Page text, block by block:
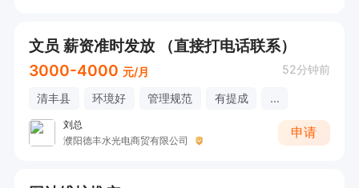
文员 薪资准时发放 （直接打电话联系）
3000-4000 元/月 52分钟前
清丰县 环境好 管理规范 有提成 ...
刘总
濮阳德丰水光电商贸有限公司
申请